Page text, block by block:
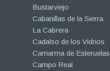
Bustarviejo
Cabanillas de la Sierra
La Cabrera
Cadalso de los Vidrios
Camarma de Esteruelas
Campo Real